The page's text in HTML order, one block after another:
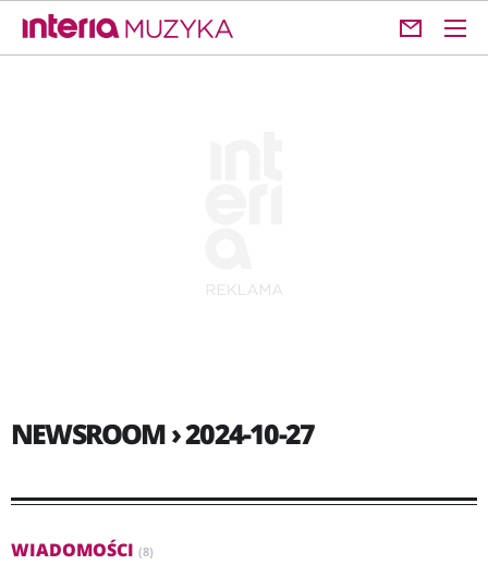
NEWSROOM › 2024-10-27
WIADOMOŚCI (8)